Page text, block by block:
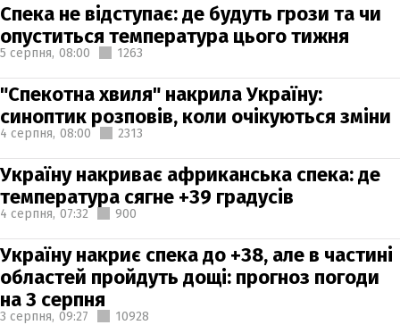
Спека не відступає: де будуть грози та чи
опуститься температура цього тижня
5 серпня, 08:00 1263
"Спекотна хвиля" накрила Україну:
синоптик розповів, коли очікуються зміни
4 серпня, 08:00 2313
Україну накриває африканська спека: де
температура сягне +39 градусів
4 серпня, 07:32 900
Україну накриє спека до +38, але в частині
областей пройдуть дощі: прогноз погоди
на 3 серпня
3 серпня, 09:27 10928